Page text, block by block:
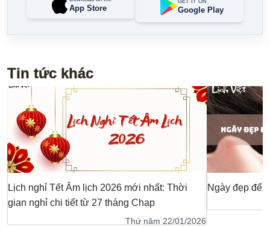
App Store
GET IT ON
Google Play
Tin tức khác
Lịch nghỉ Tết Âm lịch 2026 mới nhất: Thời
gian nghỉ chi tiết từ 27 tháng Chạp
Thứ năm 22/01/2026
Ngày đẹp để